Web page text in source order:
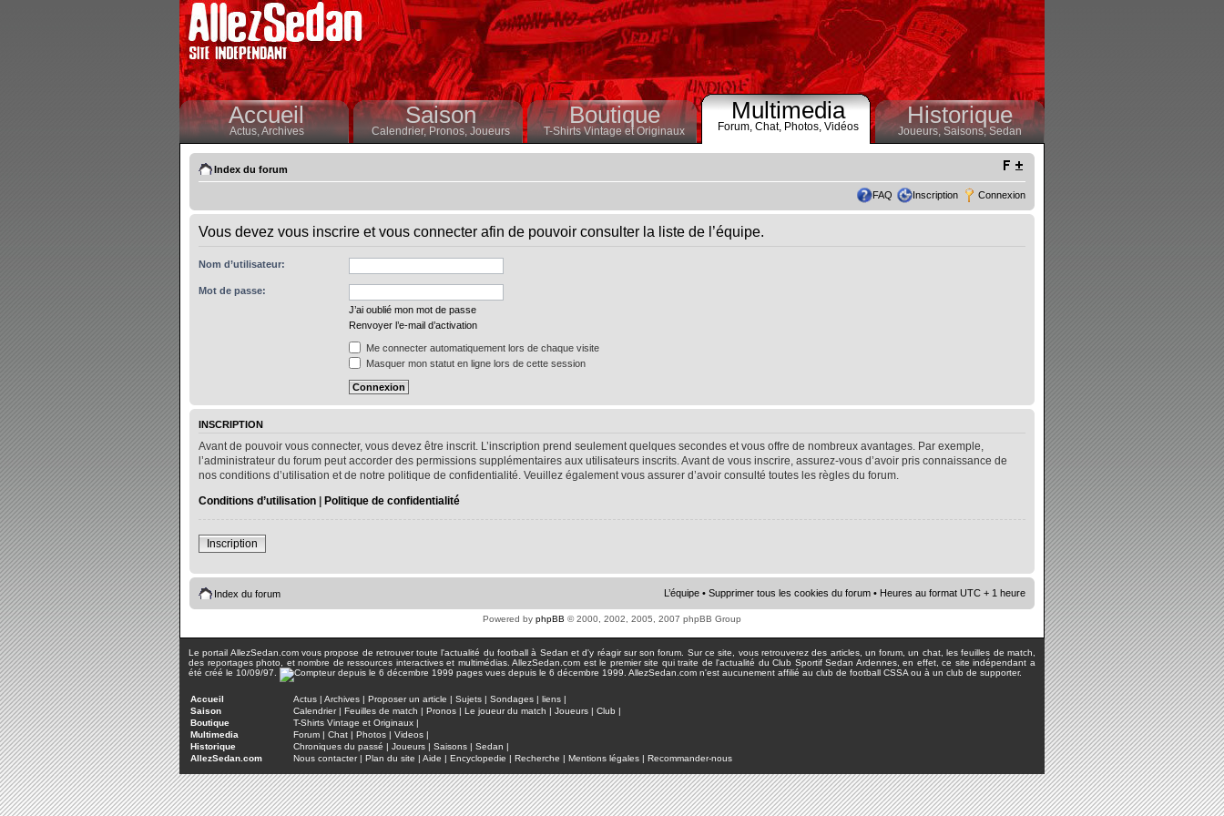
Accueil
Actus,Archives
Saison
Calendrier,Pronos, Joueurs
Boutique
T-Shirts Vintage et Originaux
Multimedia
Forum, Chat, Photos, Vidéos Historique
Joueurs, Saisons,Sedan
Index du forum
FAQ Inscription Connexion
Vous devez vous inscrire et vous connecter afin de pouvoir consulter la liste de l’équipe.
Nom d’utilisateur:
Mot de passe:
J’ai oublié mon mot de passe
Renvoyer l’e-mail d’activation
Me connecter automatiquement lors de chaque visite
Masquer mon statut en ligne lors de cette session
INSCRIPTION
Avant de pouvoir vous connecter, vous devez être inscrit. L’inscription prend seulement quelques secondes et vous offre de nombreux avantages. Par exemple,
l’administrateur du forum peut accorder des permissions supplémentaires aux utilisateurs inscrits. Avant de vous inscrire, assurez-vous d’avoir pris connaissance de
nos conditions d’utilisation et de notre politique de confidentialité. Veuillez également vous assurer d’avoir consulté toutes les règles du forum.
Conditions d’utilisation | Politique de confidentialité
Inscription
Index du forum L’équipe • Supprimer tous les cookies du forum • Heures au format UTC + 1 heure
Powered by phpBB © 2000, 2002, 2005, 2007 phpBB Group
Le portail AllezSedan.com vous propose de retrouver toute l'actualité du football à Sedan et d'y réagir sur son forum. Sur ce site, vous retrouverez des articles, un forum, un chat, les feuilles de match,
des reportages photo, et nombre de ressources interactives et multimédias. AllezSedan.com est le premier site qui traite de l'actualité du Club Sportif Sedan Ardennes, en effet, ce site indépendant a
été créé le 10/09/97.
pages vues depuis le 6 décembre 1999. AllezSedan.com n'est aucunement affilié au club de football CSSA ou à un club de supporter.
Accueil Actus | Archives | Proposer un article | Sujets | Sondages | liens |
Saison
Calendrier| Feuilles de match | Pronos | Le joueur du match | Joueurs | Club |
Boutique
T-Shirts Vintage et Originaux |
Multimedia
Forum | Chat | Photos | Videos |
Historique
Chroniques du passé | Joueurs | Saisons | Sedan |
AllezSedan.com
Nous contacter| Plan du site | Aide | Encyclopedie | Recherche | Mentions légales | Recommander-nous